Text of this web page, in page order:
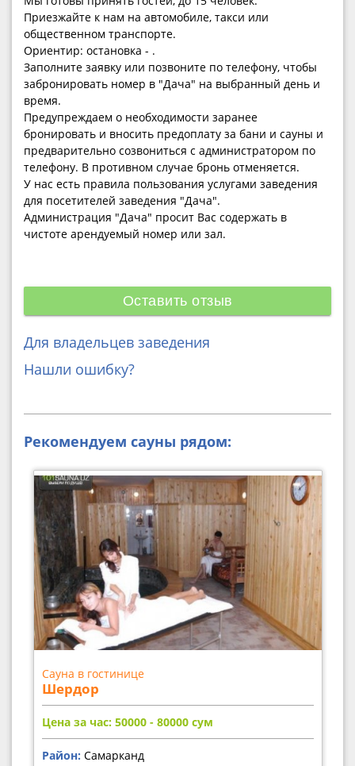
Приезжайте к нам на автомобиле, такси или
общественном транспорте.
Ориентир: остановка - .
Заполните заявку или позвоните по телефону, чтобы
забронировать номер в "Дача" на выбранный день и
время.
Предупреждаем о необходимости заранее
бронировать и вносить предоплату за бани и сауны и
предварительно созвониться с администратором по
телефону. В противном случае бронь отменяется.
У нас есть правила пользования услугами заведения
для посетителей заведения "Дача".
Администрация "Дача" просит Вас содержать в
чистоте арендуемый номер или зал.
Оставить отзыв
Для владельцев заведения
Нашли ошибку?
Рекомендуем сауны рядом:
Сауна в гостинице
Шердор
Цена за час: 50000 - 80000 сум
Район: Самарканд